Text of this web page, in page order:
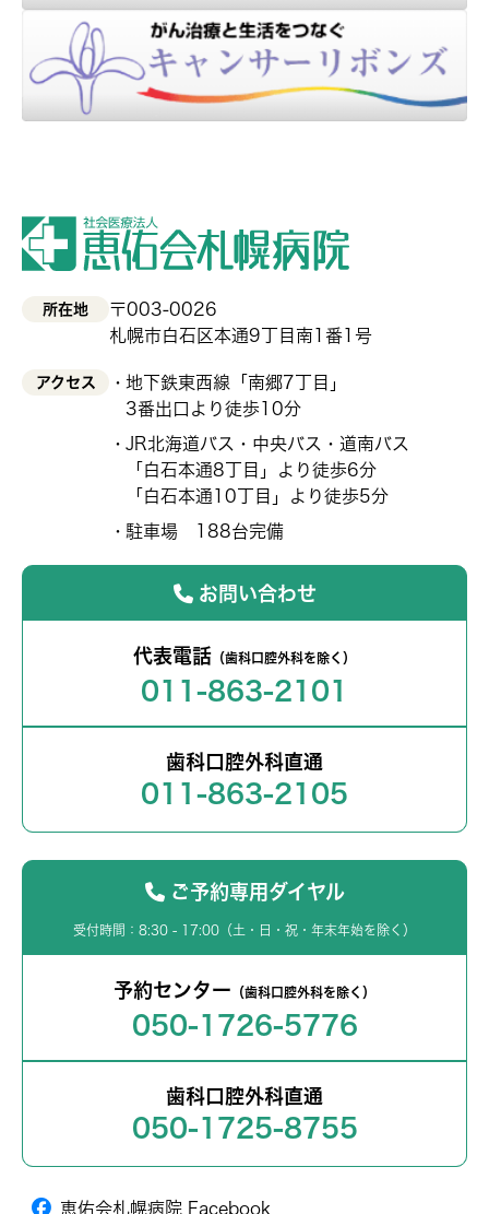
所在地
〒003-0026
札幌市白石区本通9丁目南1番1号
アクセス
地下鉄東西線「南郷7丁目」
3番出口より徒歩10分
JR北海道バス・中央バス・道南バス
「白石本通8丁目」より徒歩6分
「白石本通10丁目」より徒歩5分
駐車場 188台完備
お問い合わせ
代表電話 （歯科口腔外科を除く）
011-863-2101
歯科口腔外科直通
011-863-2105
ご予約専用ダイヤル
受付時間：8:30 - 17:00（土・日・祝・年末年始を除く）
予約センター （歯科口腔外科を除く）
050-1726-5776
歯科口腔外科直通
050-1725-8755
恵佑会札幌病院 Facebook